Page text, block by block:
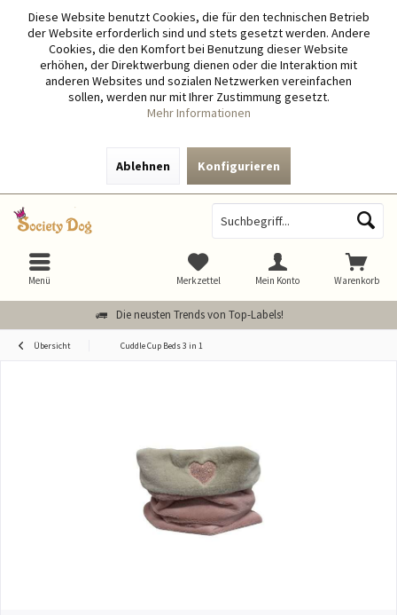
Diese Website benutzt Cookies, die für den technischen Betrieb
der Website erforderlich sind und stets gesetzt werden. Andere
Cookies, die den Komfort bei Benutzung dieser Website
erhöhen, der Direktwerbung dienen oder die Interaktion mit
anderen Websites und sozialen Netzwerken vereinfachen
sollen, werden nur mit Ihrer Zustimmung gesetzt.
Mehr Informationen
Ablehnen Konfigurieren
Die neusten Trends von Top-Labels!
Warenkorb
Merkzettel Mein Konto
Menü
Übersicht Cuddle Cup Beds 3 in 1